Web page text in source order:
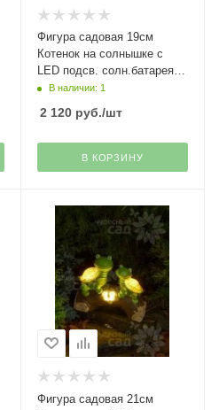
Фигура садовая 19см
Котенок на солнышке с
LED подсв. солн.батарея
517 Чудесный Сад
В наличии: 1
2 120руб./шт
В КОРЗИНУ
Фигура садовая 21см